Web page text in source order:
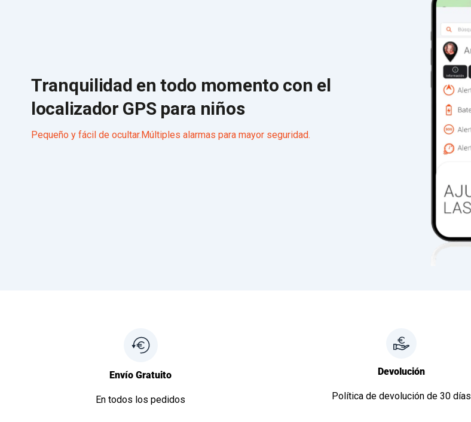
Tranquilidad en todo momento con el
localizador GPS para niños
Pequeño y fácil de ocultar.Múltiples alarmas para mayor seguridad.
Envío Gratuito
En todos los pedidos
Devolución
Política de devolución de 30 días